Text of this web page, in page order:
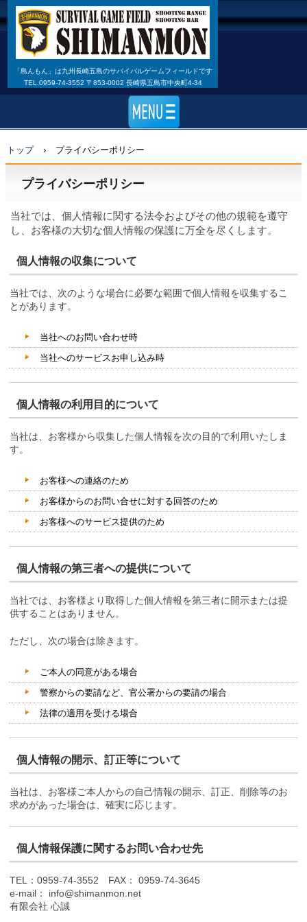
「島んもん」は九州長崎五島のサバイバルゲームフィールドです
TEL.0959-74-3552 〒853-0002 長崎県五島市中央町4-34
トップ › プライバシーポリシー
プライバシーポリシー
当社では、個人情報に関する法令およびその他の規範を遵守
し、お客様の大切な個人情報の保護に万全を尽くします。
個人情報の収集について
当社では、次のような場合に必要な範囲で個人情報を収集するこ
とがあります。
当社へのお問い合わせ時
当社へのサービスお申し込み時
個人情報の利用目的について
当社は、お客様から収集した個人情報を次の目的で利用いたしま
す。
お客様への連絡のため
お客様からのお問い合せに対する回答のため
お客様へのサービス提供のため
個人情報の第三者への提供について
当社では、お客様より取得した個人情報を第三者に開示または提
供することはありません。
ただし、次の場合は除きます。
ご本人の同意がある場合
警察からの要請など、官公署からの要請の場合
法律の適用を受ける場合
個人情報の開示、訂正等について
当社は、お客様ご本人からの自己情報の開示、訂正、削除等のお
求めがあった場合は、確実に応じます。
個人情報保護に関するお問い合わせ先
TEL：0959-74-3552 FAX： 0959-74-3645
e-mail： info@shimanmon.net
有限会社 心誠